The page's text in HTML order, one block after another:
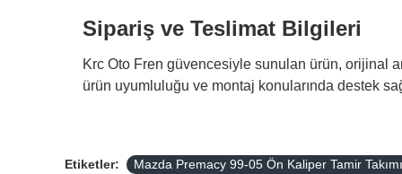
Sipariş ve Teslimat Bilgileri
Krc Oto Fren güvencesiyle sunulan ürün, orijinal
ürün uyumluluğu ve montaj konularında destek
Etiketler: Mazda Premacy 99-05 Ön Kaliper Tamir